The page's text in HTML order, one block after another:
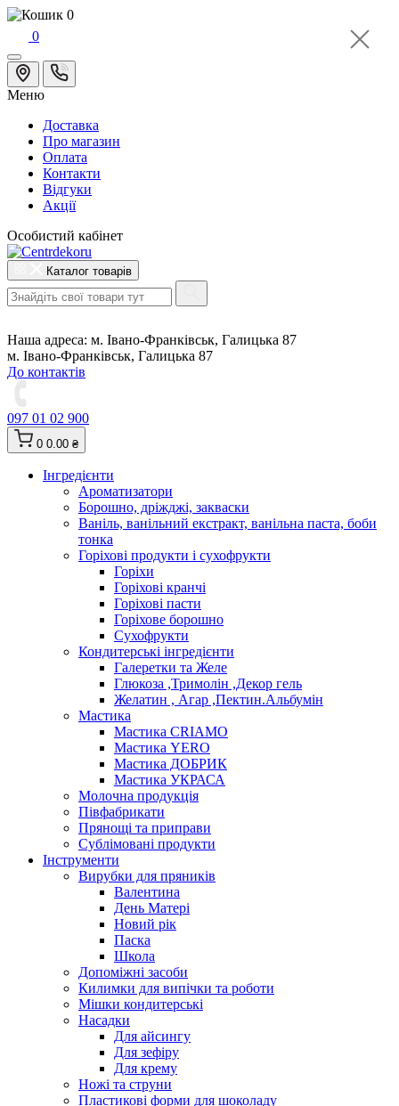
0
0
Меню
Доставка
Про магазин
Оплата
Контакти
Відгуки
Акції
Особистий кабінет
Каталог товарів
Наша адреса: м. Івано-Франківськ, Галицька 87
м. Івано-Франківськ, Галицька 87
До контактів
097 01 02 900
0 0.00 ₴
Інгредієнти
Ароматизатори
Борошно, дріжджі, закваски
Ваніль, ванільний екстракт, ванільна паста, боби
тонка
Горіхові продукти і сухофрукти
Горіхи
Горіхові кранчі
Горіхові пасти
Горіхове борошно
Сухофрукти
Кондитерські інгредієнти
Галеретки та Желе
Глюкоза ,Тримолін ,Декор гель
Желатин , Агар ,Пектин.Альбумін
Мастика
Мастика CRIAMO
Мастика YERO
Мастика ДОБРИК
Мастика УКРАСА
Молочна продукція
Півфабрикати
Прянощі та приправи
Сублімовані продукти
Інструменти
Вирубки для пряників
Валентина
День Матері
Новий рік
Паска
Школа
Допоміжні засоби
Килимки для випічки та роботи
Мішки кондитерські
Насадки
Для айсингу
Для зефіру
Для крему
Ножі та струни
Пластикові форми для шоколаду